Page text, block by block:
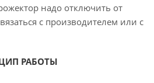
надо отключить от
с производителем или с
РАБОТЫ